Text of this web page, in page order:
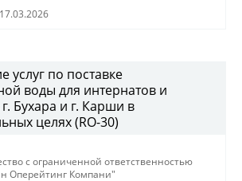
17.03.2026
услуг по поставке
воды для интернатов и
Бухара и г. Карши в
целях (RO-30)
с ограниченной ответственностью
Оперейтинг Компани"